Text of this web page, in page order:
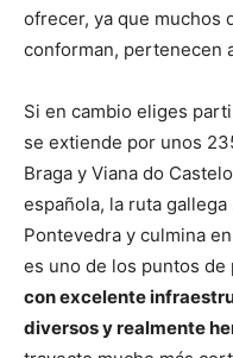
ofrecer, ya que muchos
conforman, pertenecen
Si en cambio eliges
se extiende por unos
Braga y Viana do
española, la ruta
Pontevedra y culmina
es uno de los puntos de
con excelente
diversos y realmente